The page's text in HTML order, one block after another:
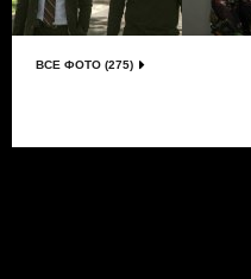
ВСЕ ФОТО (275)